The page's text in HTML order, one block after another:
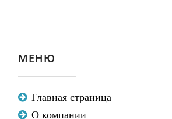
МЕНЮ
Главная страница
О компании